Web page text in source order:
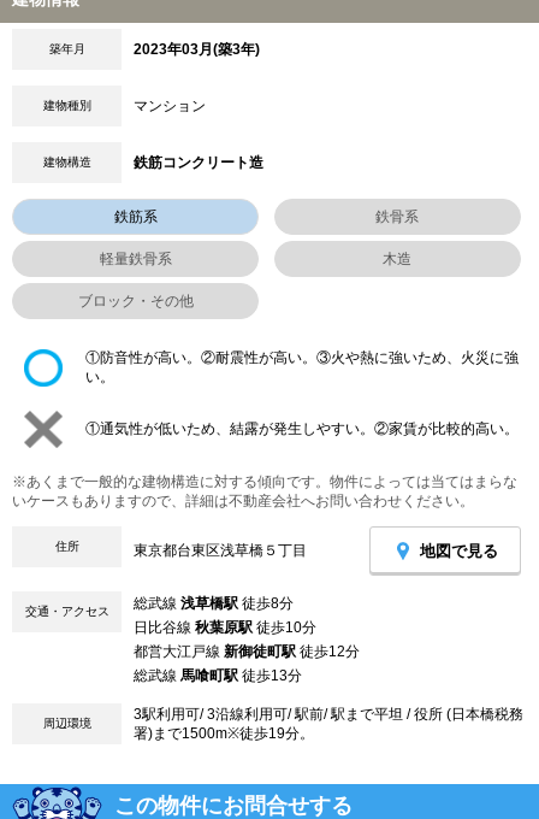
築年月 2023年03月(築3年)
建物種別 マンション
建物構造 鉄筋コンクリート造
鉄筋系 鉄骨系
軽量鉄骨系 木造
ブロック・その他
①防音性が高い。②耐震性が高い。③火や熱に強いため、火災に強
い。
①通気性が低いため、結露が発生しやすい。②家賃が比較的高い。
※あくまで一般的な建物構造に対する傾向です。物件によっては当てはまらな
いケースもありますので、詳細は不動産会社へお問い合わせください。
住所 東京都台東区浅草橋５丁目 地図で見る
交通・アクセス 総武線 浅草橋駅 徒歩8分
日比谷線 秋葉原駅 徒歩10分
都営大江戸線 新御徒町駅 徒歩12分
総武線 馬喰町駅 徒歩13分
周辺環境
3駅利用可/ 3沿線利用可/ 駅前/ 駅まで平坦 / 役所 (日本橋税務
署)まで1500m※徒歩19分。
この物件にお問合せする